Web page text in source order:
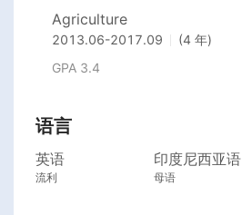
Agriculture
2013.06-2017.09
(4 年)
GPA 3.4
语言
英语
流利
印度尼西亚语
母语